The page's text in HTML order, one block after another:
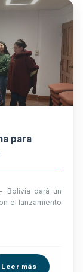
para
Bolivia dará un
el lanzamiento
Leer más